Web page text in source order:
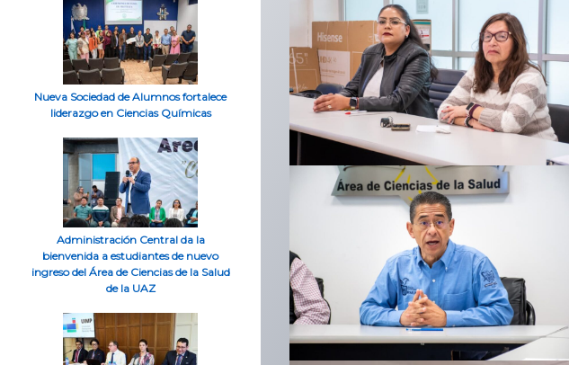
Nueva Sociedad de Alumnos fortalece
liderazgo en Ciencias Químicas
Administración Central da la
bienvenida a estudiantes de nuevo
ingreso del Área de Ciencias de la Salud
de la UAZ